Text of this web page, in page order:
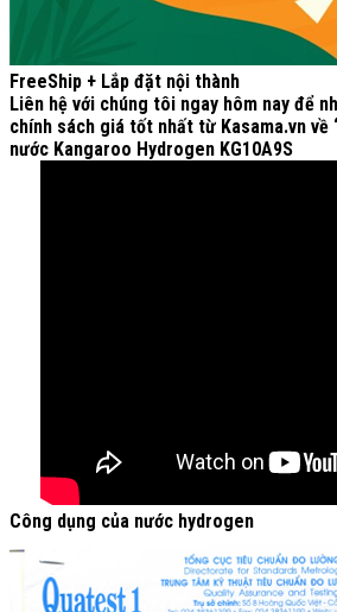
FreeShip + Lắp đặt nội thành
Liên hệ với chúng tôi ngay hôm nay để
chính sách giá tốt nhất từ Kasama.vn về
nước Kangaroo Hydrogen KG10A9S
Công dụng của nước hydrogen